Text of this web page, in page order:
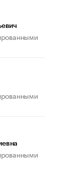
живет глава